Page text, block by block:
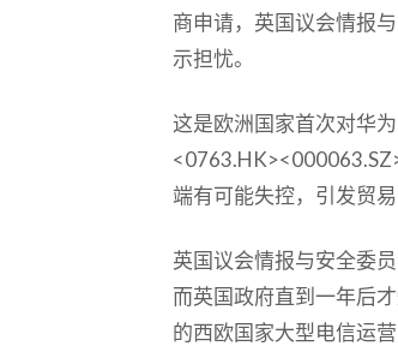
商申请，英国议会情报
示担忧。
这是欧洲国家首次对华
端有可能失控，引发贸
英国议会情报与安全委
而英国政府直到一年后
的西欧国家大型电信运